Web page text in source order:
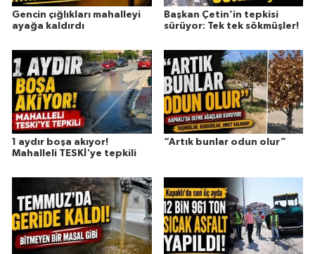
Gencin çığlıkları mahalleyi
ayağa kaldırdı
Başkan Çetin’in tepkisi
sürüyor: Tek tek sökmüşler!
1 aydır boşa akıyor!
Mahalleli TESKİ'ye tepkili
“Artık bunlar odun olur”